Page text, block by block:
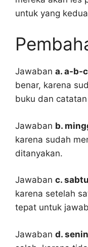
untuk yang
Jawaban a. a-b-
benar, karena
buku dan
Jawaban b.
karena sudah
ditanyakan.
Jawaban c. sabtu
karena setelah
tepat untuk
Jawaban d. senin